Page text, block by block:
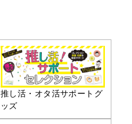
推し活・オタ活サポートグ
ッズ